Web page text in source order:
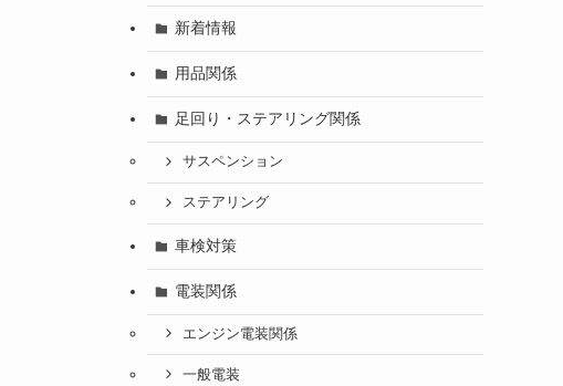
新着情報
用品関係
足回り・ステアリング関係
サスペンション
ステアリング
車検対策
電装関係
エンジン電装関係
一般電装